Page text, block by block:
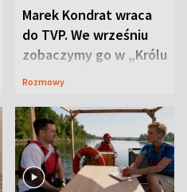
Marek Kondrat wraca
do TVP. We wrześniu
zobaczymy go w „Królu
Maciusiu I”
Rozmowy